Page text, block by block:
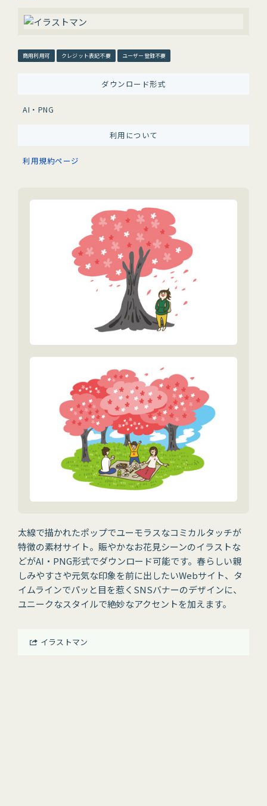
商用利用可 クレジット表記不要 ユーザー登録不要
ダウンロード形式
AI・PNG
利用について
利用規約ページ
太線で描かれたポップでユーモラスなコミカルタッチが
特徴の素材サイト。賑やかなお花見シーンのイラストな
どがAI・PNG形式でダウンロード可能です。春らしい親
しみやすさや元気な印象を前に出したいWebサイト、タ
イムラインでパッと目を惹くSNSバナーのデザインに、
ユニークなスタイルで絶妙なアクセントを加えます。
イラストマン